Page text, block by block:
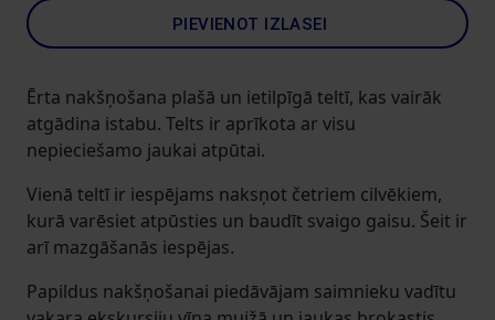
PIEVIENOT IZLASEI
Ērta nakšņošana plašā un ietilpīgā teltī, kas vairāk
atgādina istabu. Telts ir aprīkota ar visu
nepieciešamo jaukai atpūtai.
Vienā teltī ir iespējams naksņot četriem cilvēkiem,
kurā varēsiet atpūsties un baudīt svaigo gaisu. Šeit ir
arī mazgāšanās iespējas.
Papildus nakšņošanai piedāvājam saimnieku vadītu